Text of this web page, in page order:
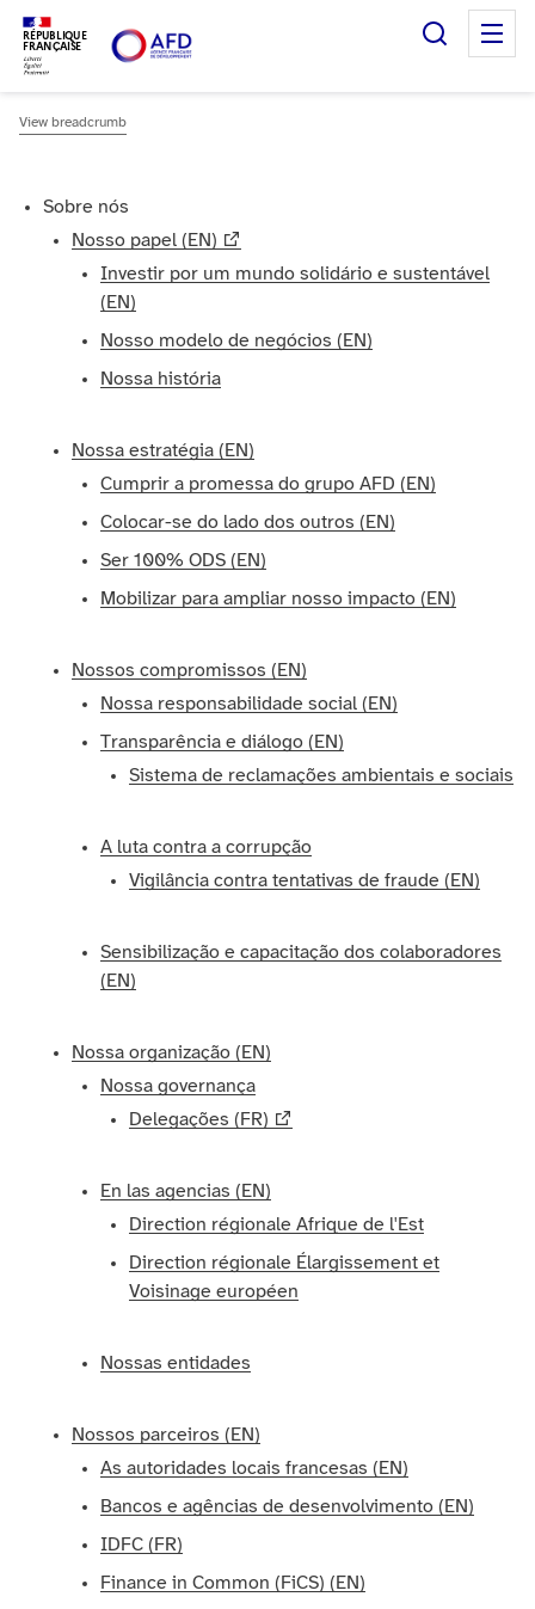
RÉPUBLIQUE
FRANÇAISE
View breadcrumb
Sobre nós
Nosso papel (EN)
Investir por um mundo solidário e sustentável
(EN)
Nosso modelo de negócios (EN)
Nossa história
Nossa estratégia (EN)
Cumprir a promessa do grupo AFD (EN)
Colocar-se do lado dos outros (EN)
Ser 100% ODS (EN)
Mobilizar para ampliar nosso impacto (EN)
Nossos compromissos (EN)
Nossa responsabilidade social (EN)
Transparência e diálogo (EN)
Sistema de reclamações ambientais e sociais
A luta contra a corrupção
Vigilância contra tentativas de fraude (EN)
Sensibilização e capacitação dos colaboradores
(EN)
Nossa organização (EN)
Nossa governança
Delegações (FR)
En las agencias (EN)
Direction régionale Afrique de l'Est
Direction régionale Élargissement et
Voisinage européen
Nossas entidades
Nossos parceiros (EN)
As autoridades locais francesas (EN)
Bancos e agências de desenvolvimento (EN)
IDFC (FR)
Finance in Common (FiCS) (EN)